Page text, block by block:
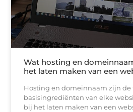
Wat hosting en
het laten maken van een
Hosting en domeinnaam zijn de
basisingrediënten van elke
bij het laten maken van een